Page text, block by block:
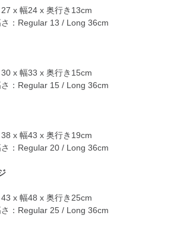
x 幅24 x 奥行き13cm
：Regular 13 / Long 36cm
x 幅33 x 奥行き15cm
：Regular 15 / Long 36cm
x 幅43 x 奥行き19cm
：Regular 20 / Long 36cm
x 幅48 x 奥行き25cm
：Regular 25 / Long 36cm